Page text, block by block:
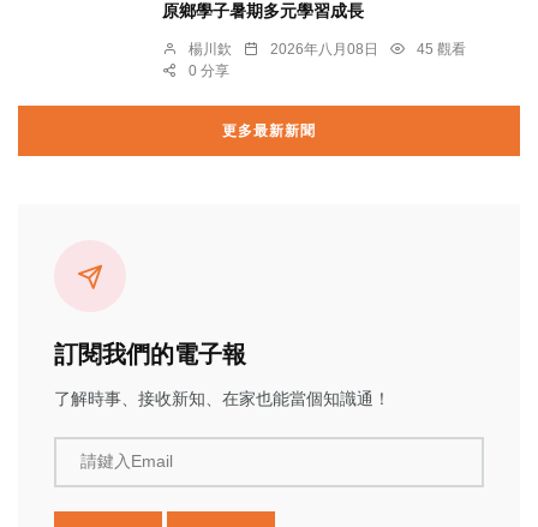
原鄉學子暑期多元學習成長
楊川欽 2026年八月08日
45 觀看
0 分享
更多最新新聞
訂閱我們的電子報
了解時事、接收新知、在家也能當個知識通！
請鍵入Email